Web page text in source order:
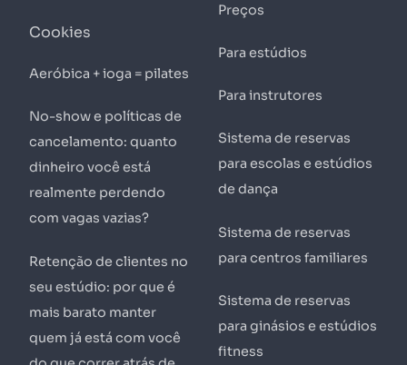
Cookies
Aeróbica + ioga = pilates
No-show e políticas de
cancelamento: quanto
dinheiro você está
realmente perdendo
com vagas vazias?
Retenção de clientes no
seu estúdio: por que é
mais barato manter
quem já está com você
Preços
Para estúdios
Para instrutores
Sistema de reservas
para escolas e estúdios
de dança
Sistema de reservas
para centros familiares
Sistema de reservas
para ginásios e estúdios
fitness